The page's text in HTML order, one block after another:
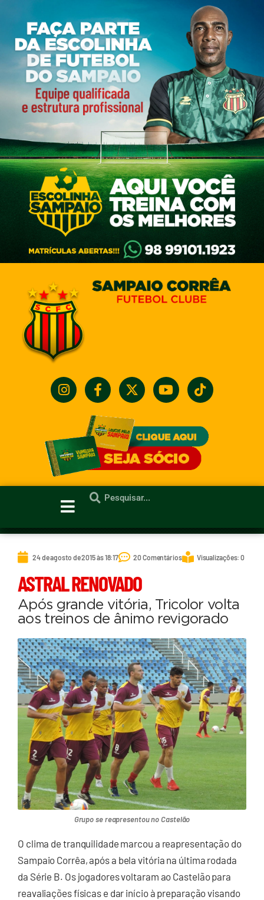
24 de agosto de 2015 às 18:17 20 Comentários Visualizações: 0
ASTRAL RENOVADO
Após grande vitória, Tricolor volta
aos treinos de ânimo revigorado
Grupo se reapresentou no Castelão
O clima de tranquilidade marcou a reapresentação do
Sampaio Corrêa, após a bela vitória na última rodada
da Série B. Os jogadores voltaram ao Castelão para
reavaliações físicas e dar início à preparação visando